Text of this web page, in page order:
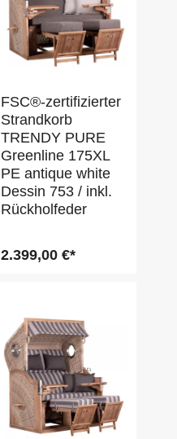
FSC®-zertifizierter
Strandkorb
TRENDY PURE
Greenline 175XL
PE antique white
Dessin 753 / inkl.
Rückholfeder
2.399,00 €*